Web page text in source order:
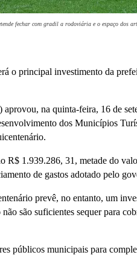
fechar com gradil a rodoviária e o espaço dos
o principal investimento da
na quinta-feira, 16 de
dos Municípios
R$ 1.939.286, 31, metade do
de gastos adotado pelo
prevê, no entanto, um
são suficientes sequer para
públicos municipais para